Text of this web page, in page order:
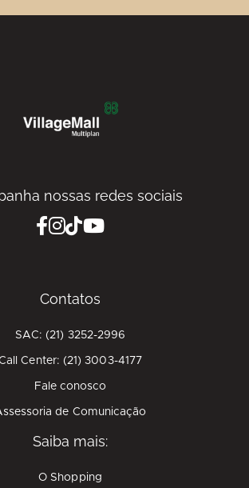
nossas redes sociais
Contatos
SAC: (21) 3252-2996
Center: (21) 3003-4177
Fale conosco
de Comunicação
Saiba mais:
O Shopping